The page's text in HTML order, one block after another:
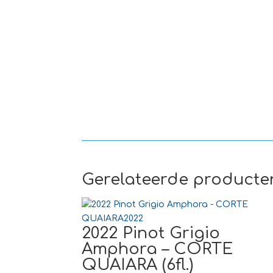
Gerelateerde
2022 Pinot Grigio
Amphora – CORTE
QUAIARA (6fl.)